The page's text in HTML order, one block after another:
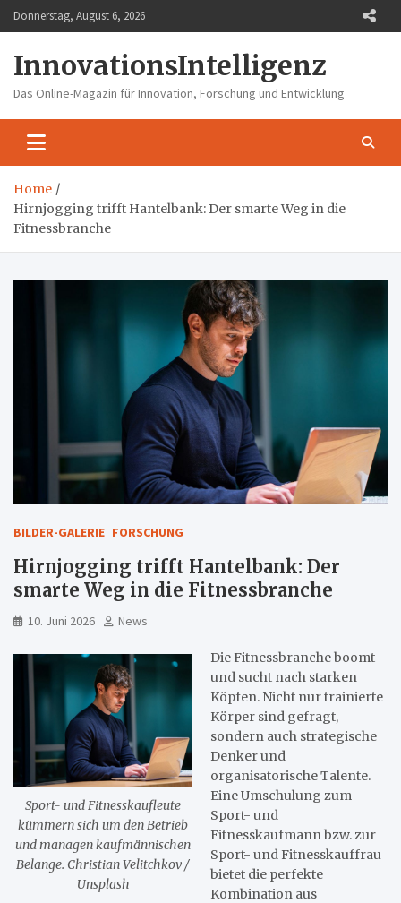
Skip
to
Donnerstag, August 6, 2026
InnovationsIntelligenz
Das Online-Magazin für Innovation, Forschung und Entwicklung
Home
Hirnjogging trifft Hantelbank: Der smarte Weg in die
Fitnessbranche
BILDER-GALERIE FORSCHUNG
Hirnjogging trifft Hantelbank: Der
smarte Weg in die Fitnessbranche
10. Juni 2026 News
Sport- und Fitnesskaufleute
kümmern sich um den Betrieb
und managen kaufmännischen
Belange. Christian Velitchkov /
Unsplash
Die Fitnessbranche boomt –
und sucht nach starken
Köpfen. Nicht nur trainierte
Körper sind gefragt,
sondern auch strategische
Denker und
organisatorische Talente.
Eine Umschulung zum
Sport- und
Fitnesskaufmann bzw. zur
Sport- und Fitnesskauffrau
bietet die perfekte
Kombination aus